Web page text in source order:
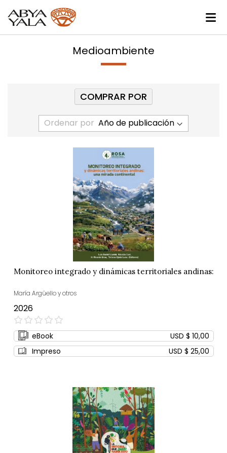
Medioambiente
Ordenar por
Monitoreo integrado y dinámicas territoriales andinas:
María Argüello y otros
2026
0%
eBook
USD $ 10,00
Impreso
USD $ 25,00
COMPRAR POR